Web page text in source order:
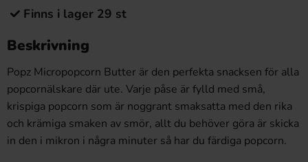
Finns i lager 29 st
Beskrivning
Popz Micropopcorn Butter är den perfekta snacksen för alla
popcornälskare där ute. Varje påse är fylld med små,
krispiga popcorn som är noggrant smaksatta med den rika
och krämiga smaken av smör, allt du behöver göra är skicka
in den i mikron i några minuter så har du färdiga popcorn.